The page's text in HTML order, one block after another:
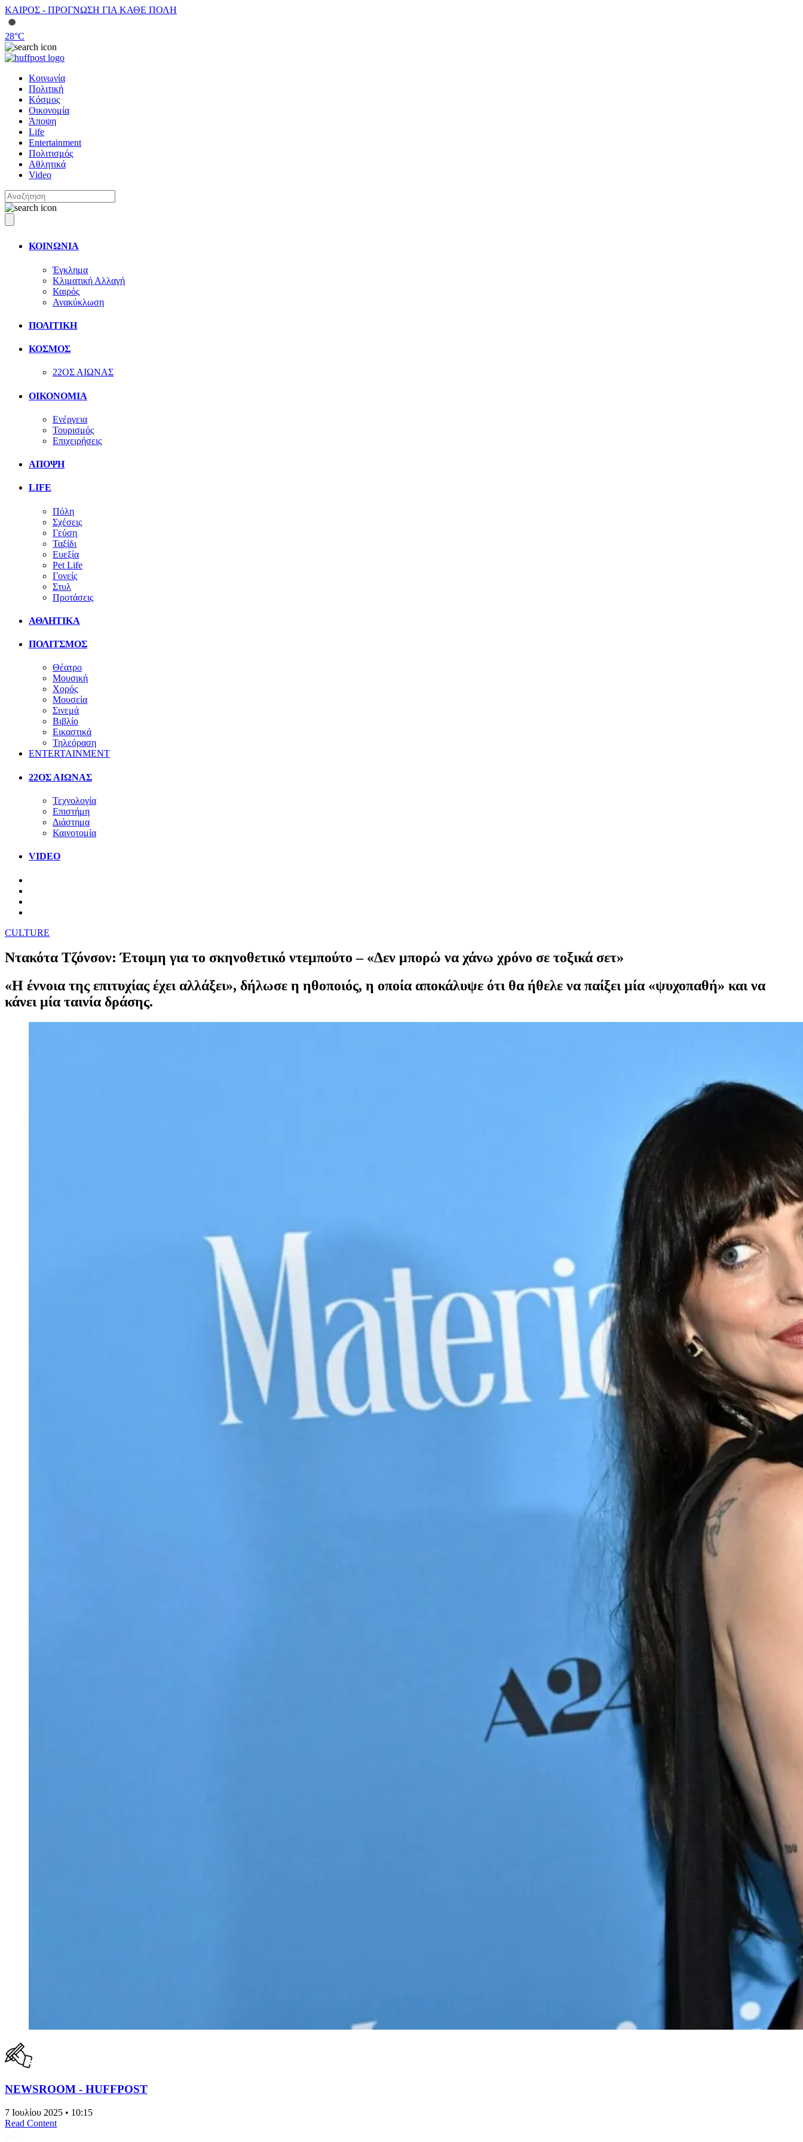
ΚΑΙΡΟΣ - ΠΡΟΓΝΩΣΗ ΓΙΑ ΚΑΘΕ ΠΟΛΗ
28°C
Κοινωνία
Πολιτική
Κόσμος
Οικονομία
Άποψη
Life
Entertainment
Πολιτισμός
Αθλητικά
Video
ΚΟΙΝΩΝΙΑ
Έγκλημα
Κλιματική Αλλαγή
Καιρός
Ανακύκλωση
ΠΟΛΙΤΙΚΗ
ΚΟΣΜΟΣ
22ΟΣ ΑΙΩΝΑΣ
ΟΙΚΟΝΟΜΙΑ
Ενέργεια
Τουρισμός
Επιχειρήσεις
ΑΠΟΨΗ
LIFE
Πόλη
Σχέσεις
Γεύση
Ταξίδι
Ευεξία
Pet Life
Γονείς
Στυλ
Προτάσεις
ΑΘΛΗΤΙΚΑ
ΠΟΛΙΤΣΜΟΣ
Θέατρο
Μουσική
Χορός
Μουσεία
Σινεμά
Βιβλίο
Εικαστικά
Τηλεόραση
ENTERTAINMENT
22ΟΣ ΑΙΩΝΑΣ
Τεχνολογία
Επιστήμη
Διάστημα
Καινοτομία
VIDEO
CULTURE
Ντακότα Τζόνσον: Έτοιμη για το σκηνοθετικό ντεμπούτο – «Δεν μπορώ να χάνω χρόνο σε τοξικά σετ»
«Η έννοια της επιτυχίας έχει αλλάξει», δήλωσε η ηθοποιός, η οποία αποκάλυψε ότι θα ήθελε να παίξει μία «ψυχοπαθή» και να
κάνει μία ταινία δράσης.
NEWSROOM - HUFFPOST
7 Ιουλίου 2025 • 10:15
Read Content